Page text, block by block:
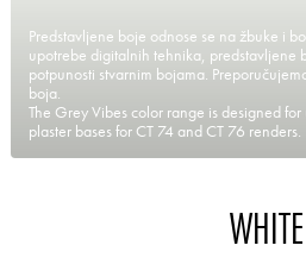
Predstavljene boje odnose se na žbuke i
upotrebe digitalnih tehnika, predstavljene
potpunosti stvarnim bojama.
boja.
The Grey Vibes color range is designed
plaster bases for CT 74 and CT 76 renders.
WHITE